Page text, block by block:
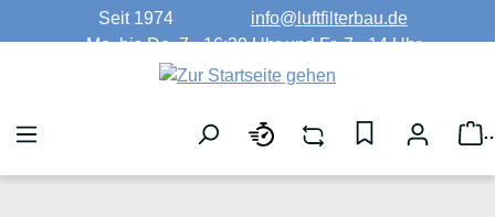
Zum Hauptinhalt springen
Seit 1974
info@luftfilterbau.de
Mo. bis Do. 7 - 16:30 Uhr und Fr. 7 - 14 Uhr